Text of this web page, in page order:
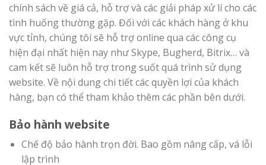
chính sách về giá cả, hỗ trợ và các giải pháp xử lí cho các
tình huống thường gặp. Đối với các khách hàng ở khu
vực tỉnh, chúng tôi sẽ hỗ trợ online qua các công cụ
hiện đại nhất hiện nay như Skype, Bugherd, Bitrix… và
cam kết sẽ luôn hỗ trợ trong suốt quá trình sử dụng
website. Về nội dung chi tiết các quyền lợi của khách
hàng, bạn có thể tham khảo thêm các phần bên dưới.
Bảo hành website
Chế độ bảo hành trọn đời. Bao gồm nâng cấp, vá lỗi
lập trình